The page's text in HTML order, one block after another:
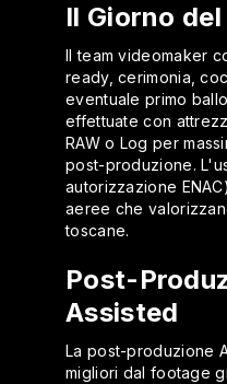
Il Giorno
Il team videomaker
ready, cerimonia,
eventuale primo
effettuate con
RAW o Log per
post-produzione.
autorizzazione
aeree che
toscane.
Post-
Assisted
La post-produzione
migliori dal footage